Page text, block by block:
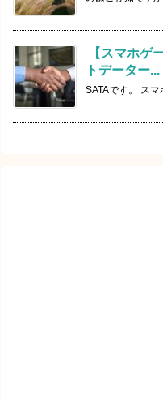
【スマホゲ
トデーター...
SATAです。 スマ